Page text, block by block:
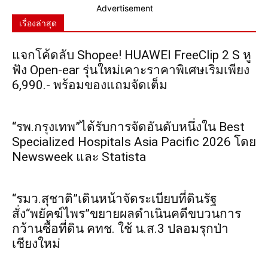
Advertisement
เรื่องล่าสุด
แจกโค้ดลับ Shopee! HUAWEI FreeClip 2 S หู
ฟัง Open-ear รุ่นใหม่เคาะราคาพิเศษเริ่มเพียง
6,990.- พร้อมของแถมจัดเต็ม
“รพ.กรุงเทพ”ได้รับการจัดอันดับหนึ่งใน Best
Specialized Hospitals Asia Pacific 2026 โดย
Newsweek และ Statista
“รมว.สุชาติ”เดินหน้าจัดระเบียบที่ดินรัฐ
สั่ง“พยัคฆ์ไพร”ขยายผลดำเนินคดีขบวนการ
กว้านซื้อที่ดิน คทช. ใช้ น.ส.3 ปลอมรุกป่า
เชียงใหม่